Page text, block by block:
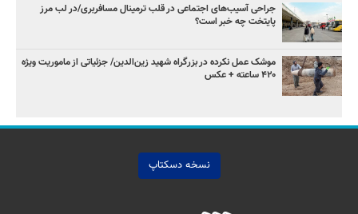
جراحی آسیب‌های اجتماعی در قلب ترمینال مسافربری/در لب مرز
پایتخت چه خبر است؟
موشک عمل نکرده در بزرگراه شهید زین‌الدین/ جزئیاتی از ماموریت ویژه
۴۲۰ ساعته + عکس ‌
نسخه دسکتاپ